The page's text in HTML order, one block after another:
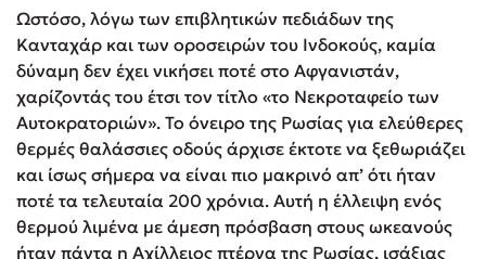
Ωστόσο, λόγω των επιβλητικών πεδιάδων της
Κανταχάρ και των οροσειρών του Ινδοκούς, καμία
δύναμη δεν έχει νικήσει ποτέ στο Αφγανιστάν,
χαρίζοντάς του έτσι τον τίτλο «το Νεκροταφείο των
Αυτοκρατοριών». Το όνειρο της Ρωσίας για ελεύθερες
θερμές θαλάσσιες οδούς άρχισε έκτοτε να ξεθωριάζει
και ίσως σήμερα να είναι πιο μακρινό απ’ ότι ήταν
ποτέ τα τελευταία 200 χρόνια. Αυτή η έλλειψη ενός
θερμού λιμένα με άμεση πρόσβαση στους ωκεανούς
ήταν πάντα η Αχίλλειος πτέρνα της Ρωσίας, ισάξιας